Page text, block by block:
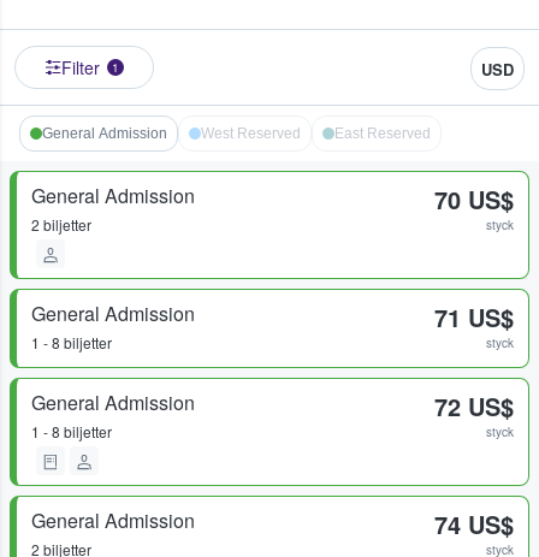
Filter 1 USD
General Admission West Reserved East Reserved
General Admission
2 biljetter
70 US$
styck
General Admission
1 - 8 biljetter
71 US$
styck
General Admission
1 - 8 biljetter
72 US$
styck
General Admission
2 biljetter
74 US$
styck